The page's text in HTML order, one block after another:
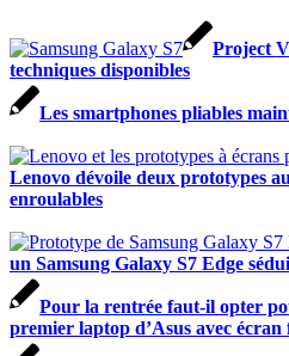
Project
techniques disponibles
Les smartphones pliables
Lenovo dévoile deux prototypes
enroulables
un Samsung Galaxy S7 Edge
Pour la rentrée faut-il opter
premier laptop d’Asus avec écran